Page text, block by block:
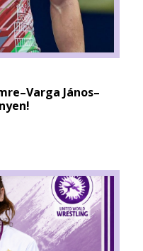
János–